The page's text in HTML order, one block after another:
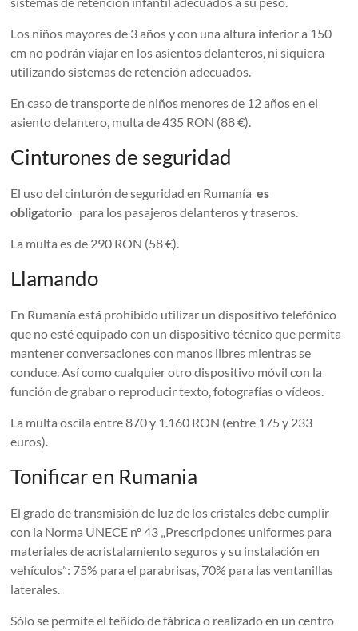
Los niños mayores de 3 años y con una altura inferior a 150
cm no podrán viajar en los asientos delanteros, ni siquiera
utilizando sistemas de retención adecuados.
En caso de transporte de niños menores de 12 años en el
asiento delantero, multa de 435 RON (88 €).
Cinturones de seguridad
El uso del cinturón de seguridad en Rumaníaes
obligatorio para los pasajeros delanteros y traseros.
La multa es de 290 RON (58 €).
Llamando
En Rumanía está prohibido utilizar un dispositivo telefónico
que no esté equipado con un dispositivo técnico que permita
mantener conversaciones con manos libres mientras se
conduce. Así como cualquier otro dispositivo móvil con la
función de grabar o reproducir texto, fotografías o vídeos.
La multa oscila entre 870 y 1.160 RON (entre 175 y 233
euros).
Tonificar en Rumania
El grado de transmisión de luz de los cristales debe cumplir
con la Norma UNECE nº 43 „Prescripciones uniformes para
materiales de acristalamiento seguros y su instalación en
vehículos”: 75% para el parabrisas, 70% para las ventanillas
laterales.
Sólo se permite el teñido de fábrica o realizado en un centro